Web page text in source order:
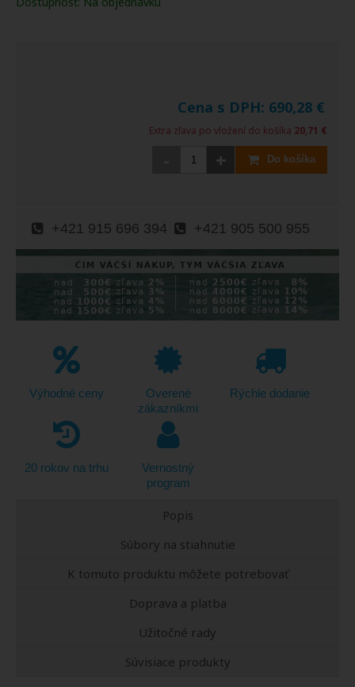
Cena s DPH: 690,28 €
Extra zľava po vložení do košíka 20,71 €
+ Do košíka
+421 915 696 394 +421 905 500 955
Výhodné ceny
Overené
zákazníkmi
Rýchle dodanie
20 rokov na trhu
Vernostný
program
Popis
Súbory na stiahnutie
K tomuto produktu môžete potrebovať
Doprava a platba
Užitočné rady
Súvisiace produkty